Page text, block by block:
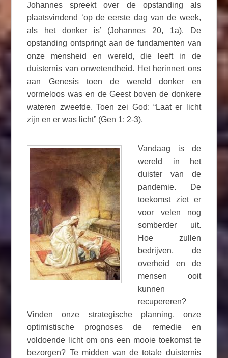
Johannes spreekt over de opstanding als
plaatsvindend ‘op de eerste dag van de week,
als het donker is’ (Johannes 20, 1a). De
opstanding ontspringt aan de fundamenten van
onze mensheid en wereld, die leeft in de
duisternis van onwetendheid. Het herinnert ons
aan Genesis toen de wereld donker en
vormeloos was en de Geest boven de donkere
wateren zweefde. Toen zei God: “Laat er licht
zijn en er was licht” (Gen 1: 2-3).
Vandaag is de
wereld in het
duister van de
pandemie. De
toekomst ziet er
voor velen nog
somberder uit.
Hoe zullen
bedrijven, de
overheid en de
mensen ooit
kunnen
recupereren?
Vinden onze strategische planning, onze
optimistische prognoses de remedie en
voldoende licht om ons een mooie toekomst te
bezorgen? Te midden van de totale duisternis